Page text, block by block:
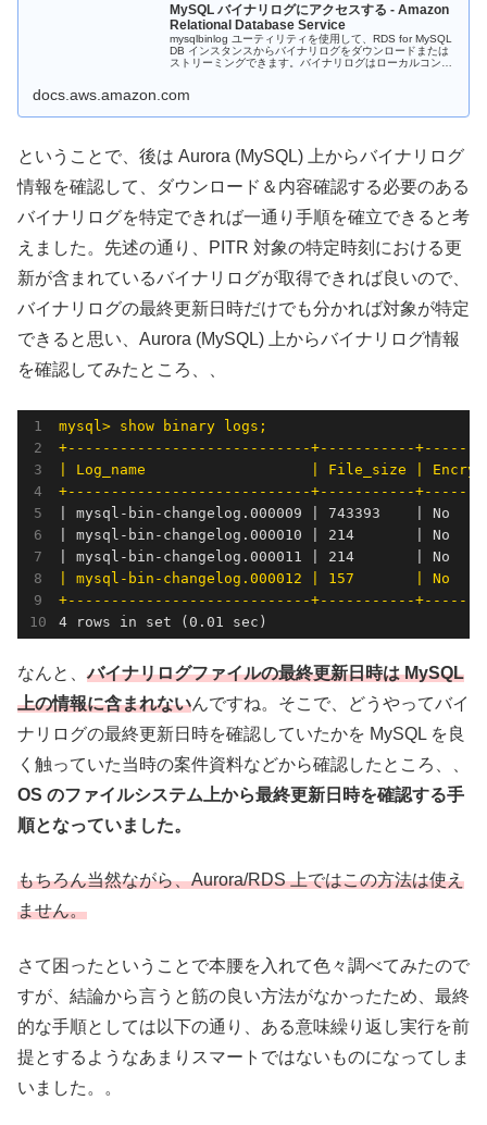
MySQL バイナリログにアクセスする - Amazon
Relational Database Service
mysqlbinlog ユーティリティを使用して、RDS for MySQL
DB インスタンスからバイナリログをダウンロードまたは
ストリーミングできます。バイナリログはローカルコンピ
docs.aws.amazon.com
ということで、後は Aurora (MySQL) 上からバイナリログ
情報を確認して、ダウンロード＆内容確認する必要のある
バイナリログを特定できれば一通り手順を確立できると考
えました。先述の通り、PITR 対象の特定時刻における更
新が含まれているバイナリログが取得できれば良いので、
バイナリログの最終更新日時だけでも分かれば対象が特定
できると思い、Aurora (MySQL) 上からバイナリログ情報
を確認してみたところ、、
mysql> show binary logs;
+----------------------------+-----------
| Log_name                   | File_size |
+----------------------------+-----------
| mysql-bin-changelog.000009 | 743393    | No
| mysql-bin-changelog.000010 | 214       | No
| mysql-bin-changelog.000012 | 157       | No
+----------------------------+-----------
4 rows in set (0.01 sec)
なんと、バイナリログファイルの最終更新日時は MySQL
上の情報に含まれないんですね。そこで、どうやってバイ
ナリログの最終更新日時を確認していたかを MySQL を良
く触っていた当時の案件資料などから確認したところ、、
OS のファイルシステム上から最終更新日時を確認する手
順となっていました。
もちろん当然ながら、Aurora/RDS 上ではこの方法は使え
ません。
さて困ったということで本腰を入れて色々調べてみたので
すが、結論から言うと筋の良い方法がなかったため、最終
的な手順としては以下の通り、ある意味繰り返し実行を前
提とするようなあまりスマートではないものになってしま
いました。。